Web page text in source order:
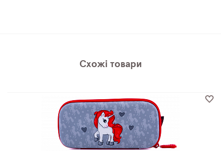
Схожі товари